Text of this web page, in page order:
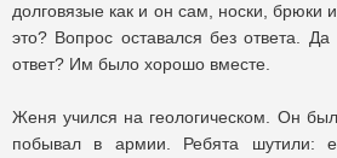
долговязые как и он сам, носки, брюки
это? Вопрос оставался без ответа.
ответ? Им было хорошо вместе.
Женя учился на геологическом. Он
побывал в армии. Ребята шутили: